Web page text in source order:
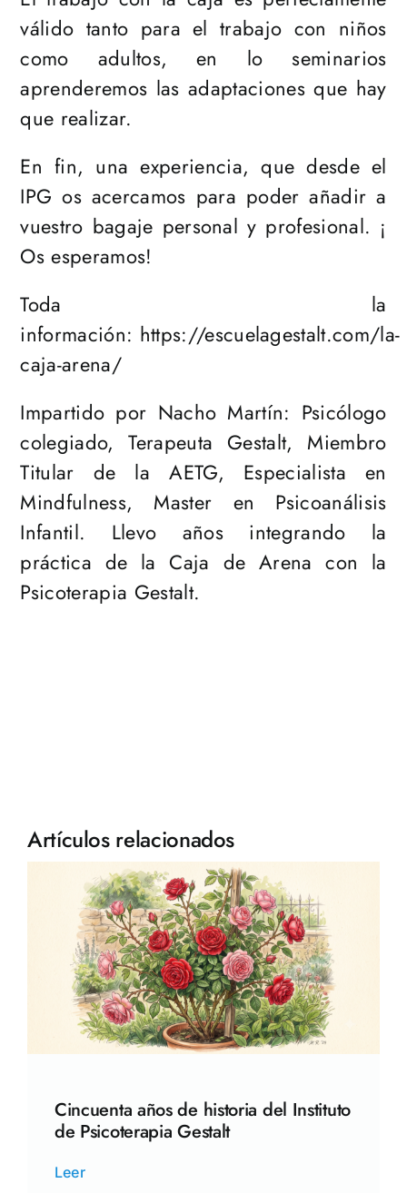
válido tanto para el trabajo con niños
como adultos, en lo seminarios
aprenderemos las adaptaciones que hay
que realizar.
En fin, una experiencia, que desde el
IPG os acercamos para poder añadir a
vuestro bagaje personal y profesional. ¡
Os esperamos!
Toda la
información: https://escuelagestalt.com/la-
caja-arena/
Impartido por Nacho Martín: Psicólogo
colegiado, Terapeuta Gestalt, Miembro
Titular de la AETG, Especialista en
Mindfulness, Master en Psicoanálisis
Infantil. Llevo años integrando la
práctica de la Caja de Arena con la
Psicoterapia Gestalt.
Artículos relacionados
Cincuenta años de historia del Instituto
de Psicoterapia Gestalt
Leer